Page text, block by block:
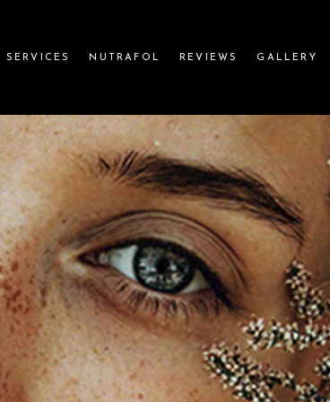
SERVICES
BOTOX
FILLERS
PRP
NUTRAFOL REVIEWS GALLERY